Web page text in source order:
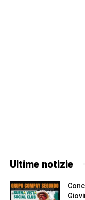
Ultime notizie